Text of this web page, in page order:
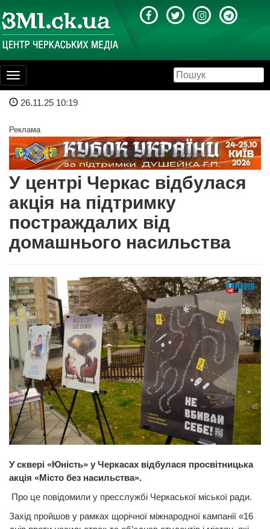
Toggle
navigation
26.11.25 10:19
Реклама
У центрі Черкас відбулася
акція на підтримку
постраждалих від
домашнього насильства
У сквері «Юність» у Черкасах відбулася просвітницька
акція «Місто без насильства».
Про це повідомили у пресслужбі Черкаської міської ради.
Захід пройшов у рамках щорічної міжнародної кампанії «16